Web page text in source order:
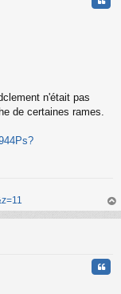
n'était pas
de certaines rames.
au